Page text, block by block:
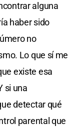
alguna
haber sido
no
Lo que sí me
existe esa
si una
detectar qué
parental que